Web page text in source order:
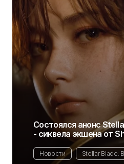
Состоялся анонс
- сиквела экшена от
Новости Stellar Blade: